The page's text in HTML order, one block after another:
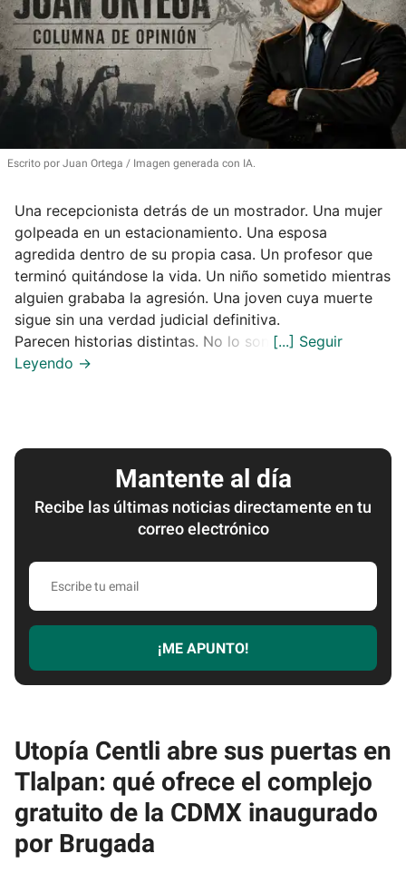
Escrito por Juan Ortega Imagen generada con IA.
Una recepcionista detrás de un mostrador. Una mujer
golpeada en un estacionamiento. Una esposa
agredida dentro de su propia casa. Un profesor que
terminó quitándose la vida. Un niño sometido mientras
alguien grababa la agresión. Una joven cuya muerte
sigue sin una verdad judicial definitiva.
Parecen historias distintas. No lo son.
Mantente al día
Recibe las últimas noticias directamente en tu
correo electrónico
Escribe
email
¡ME APUNTO!
Utopía Centli abre sus puertas en
Tlalpan: qué ofrece el complejo
gratuito de la CDMX inaugurado
por Brugada